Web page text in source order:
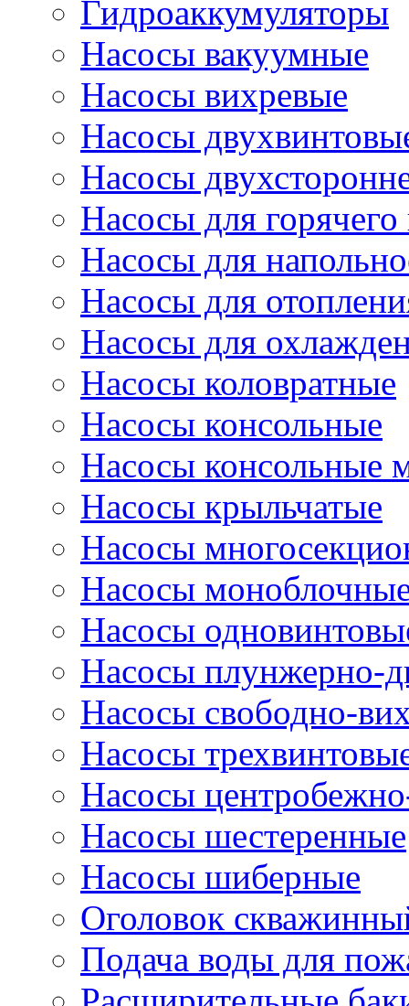
Гидроаккумуляторы
Насосы вакуумные
Насосы вихревые
Насосы
Насосы
Насосы для
Насосы для
Насосы для
Насосы для
Насосы коловратные
Насосы консольные
Насосы консольные
Насосы крыльчатые
Насосы
Насосы
Насосы
Насосы плунжерно-
Насосы свободно-
Насосы
Насосы
Насосы шестеренные
Насосы шиберные
Оголовок
Подача воды для